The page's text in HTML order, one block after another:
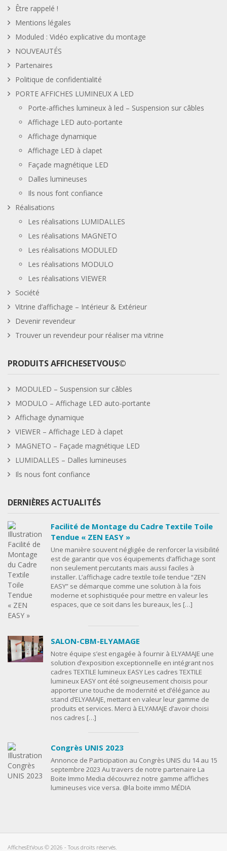
Être rappelé !
Mentions légales
Moduled : Vidéo explicative du montage
NOUVEAUTÉS
Partenaires
Politique de confidentialité
PORTE AFFICHES LUMINEUX A LED
Porte-affiches lumineux à led – Suspension sur câbles
Affichage LED auto-portante
Affichage dynamique
Affichage LED à clapet
Façade magnétique LED
Dalles lumineuses
Ils nous font confiance
Réalisations
Les réalisations LUMIDALLES
Les réalisations MAGNETO
Les réalisations MODULED
Les réalisations MODULO
Les réalisations VIEWER
Société
Vitrine d’affichage – Intérieur & Extérieur
Devenir revendeur
Trouver un revendeur pour réaliser ma vitrine
PRODUITS AFFICHESETVOUS©
MODULED – Suspension sur câbles
MODULO – Affichage LED auto-portante
Affichage dynamique
VIEWER – Affichage LED à clapet
MAGNETO – Façade magnétique LED
LUMIDALLES – Dalles lumineuses
Ils nous font confiance
DERNIÈRES ACTUALITÉS
Facilité de Montage du Cadre Textile Toile
Tendue « ZEN EASY »
Une manière souvent négligée de renforcer la visibilité
est de garantir que vos équipements d’affichage sont
non seulement percutants mais aussi faciles à
installer. L’affichage cadre textile toile tendue “ZEN
EASY” se démarque comme une solution à la fois
moderne et sophistiquée pour mettre en valeur les
espaces, que ce soit dans les bureaux, les […]
SALON-CBM-ELYAMAGE
Notre équipe s’est engagée à fournir à ELYAMAJE une
solution d’exposition exceptionnelle en intégrant nos
cadres TEXTILE lumineux EASY Les cadres TEXTILE
lumineux EASY ont été soigneusement choisis pour
apporter une touche de modernité et d’élégance au
stand d’ELYAMAJE, mettant en valeur leur gamme de
produits et services. Merci à ELYAMAJE d’avoir choisi
nos cadres […]
Congrès UNIS 2023
Annonce de Participation au Congrès UNIS du 14 au 15
septembre 2023 Au travers de notre partenaire La
Boite Immo Media découvrez notre gamme affiches
lumineuses vice versa. @la boite immo MÉDIA
AffichesEtVous © 2026 - Tous droits réservés.